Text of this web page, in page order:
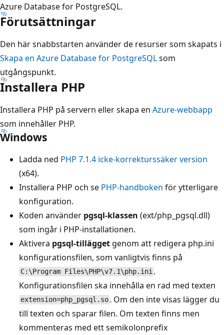
Azure Database for PostgreSQL.
Förutsättningar
Den här snabbstarten använder de resurser som skapats i
Skapa en Azure Database for PostgreSQLsom
utgångspunkt.
Installera PHP
Installera PHP på servern eller skapa en Azure-webbapp
som innehåller PHP.
Windows
Ladda ned PHP 7.1.4 icke-korrekturssäker version
(x64).
Installera PHP och se PHP-handboken för ytterligare
konfiguration.
Koden använder pgsql-klassen (ext/php_pgsql.dll)
som ingår i PHP-installationen.
Aktivera pgsql-tillägget genom att redigera php.ini
konfigurationsfilen, som vanligtvis finns på
C:\Program Files\PHP\v7.1\php.ini .
Konfigurationsfilen ska innehålla en rad med texten
extension=php_pgsql.so . Om den inte visas lägger du
till texten och sparar filen. Om texten finns men
kommenteras med ett semikolonprefix